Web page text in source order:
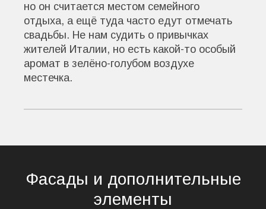
но он считается местом семейного
отдыха, а ещё туда часто едут отмечать
свадьбы. Не нам судить о привычках
жителей Италии, но есть какой-то особый
аромат в зелёно-голубом воздухе
местечка.
Фасады и дополнительные
элементы